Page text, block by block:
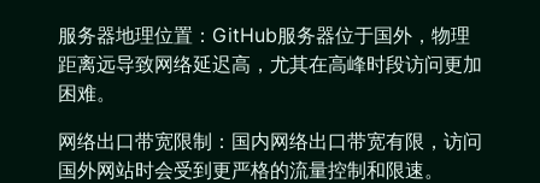
服务器地理位置：GitHub服务器位于国外，物理
距离远导致网络延迟高，尤其在高峰时段访问更加
困难。
网络出口带宽限制：国内网络出口带宽有限，访问
国外网站时会受到更严格的流量控制和限速。